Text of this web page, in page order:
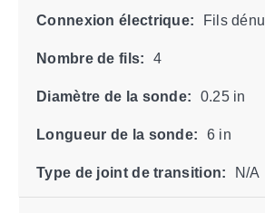
Connexion électrique: Fils
Nombre de fils: 4
Diamètre de la sonde: 0.25 in
Longueur de la sonde: 6 in
Type de joint de transition: N/A